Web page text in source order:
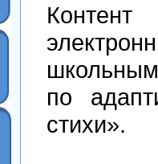
по
стихи».